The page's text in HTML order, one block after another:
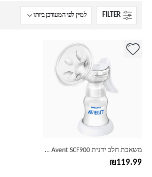
FILTER
משאבת חלב ידנית Philips Avent SCF900
₪119.99